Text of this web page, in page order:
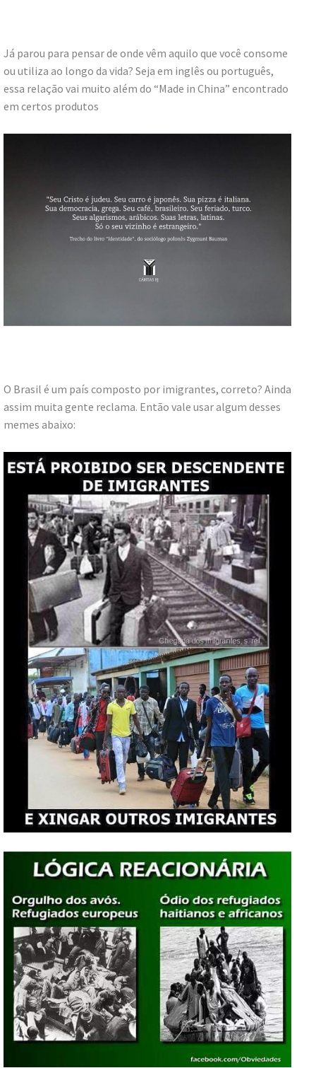
Já parou para pensar de onde vêm aquilo que você consome
ou utiliza ao longo da vida? Seja em inglês ou português,
essa relação vai muito além do “Made in China” encontrado
em certos produtos
O Brasil é um país composto por imigrantes, correto? Ainda
assim muita gente reclama. Então vale usar algum desses
memes abaixo: